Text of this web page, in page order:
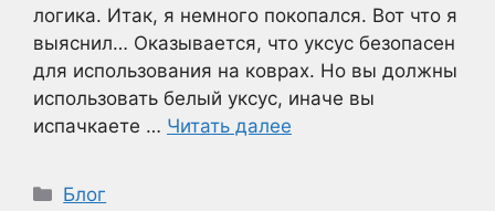
логика. Итак, я немного покопался. Вот что я
выяснил… Оказывается, что уксус безопасен
для использования на коврах. Но вы должны
использовать белый уксус, иначе вы
испачкаете … Читать далее
Рубрики
Блог